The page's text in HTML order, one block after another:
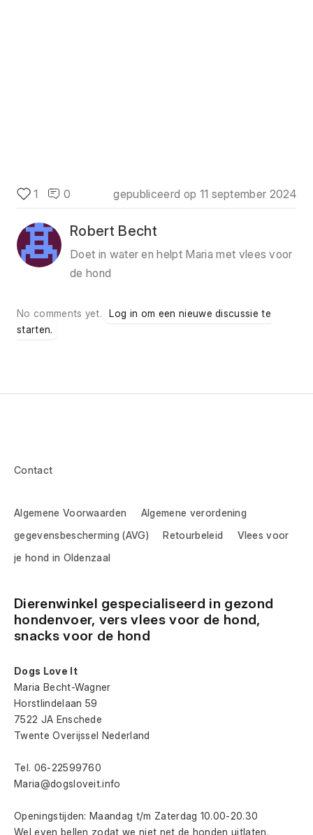
1 0 gepubliceerd op 11 september 2024
Robert Becht
Doet in water en helpt Maria met vlees voor
de hond
No comments yet.
Log in om een nieuwe discussie te
starten.
Contact
Algemene Voorwaarden
Algemene verordening
gegevensbescherming (AVG)
Retourbeleid
Vlees voor
je hond in Oldenzaal
Dierenwinkel gespecialiseerd in gezond
hondenvoer, vers vlees voor de hond,
snacks voor de hond
Dogs Love It
Maria Becht-Wagner
Horstlindelaan 59
7522 JA Enschede
Twente Overijssel Nederland
Tel. 06-22599760
Maria@dogsloveit.info
Openingstijden: Maandag t/m Zaterdag 10.00-20.30
Wel even bellen zodat we niet net de honden uitlaten.